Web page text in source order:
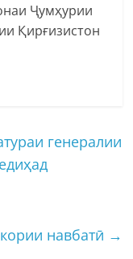
Ҷумҳурии
Қирғизистон
генералии
навбатӣ →